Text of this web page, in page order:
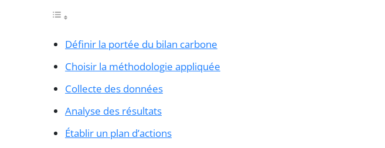
Définir la portée du bilan carbone
Choisir la méthodologie appliquée
Collecte des données
Analyse des résultats
Établir un plan d’actions